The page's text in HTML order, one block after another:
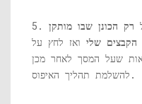
שלי ואז לחץ על
שעל המסך לאחר מכן
להשלמת תהליך האיפוס.